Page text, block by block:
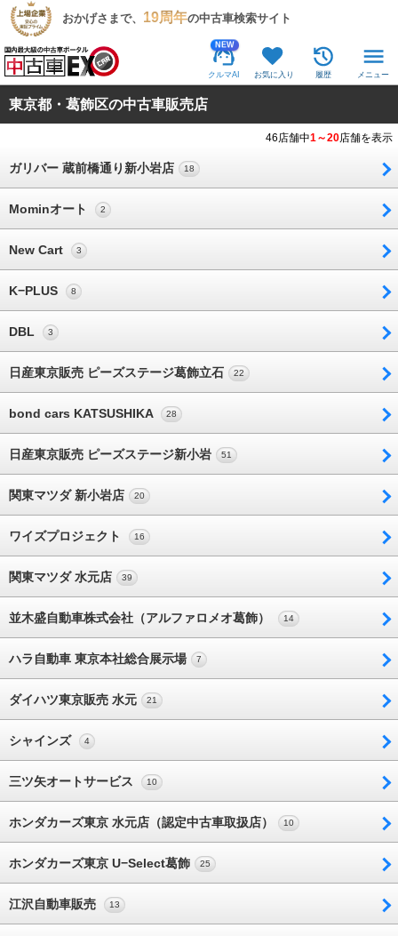
おかげさまで、 19周年の中古車検索サイト
NEW
クルマAI お気に入り 履歴 メニュー
東京都・葛飾区の中古車販売店
46店舗中1～20店舗を表示
ガリバー 蔵前橋通り新小岩店 18
Mominオート 2
New Cart 3
K−PLUS 8
DBL 3
日産東京販売 ピーズステージ葛飾立石 22
bond cars KATSUSHIKA 28
日産東京販売 ピーズステージ新小岩 51
関東マツダ 新小岩店 20
ワイズプロジェクト 16
関東マツダ 水元店 39
並木盛自動車株式会社（アルファロメオ葛飾） 14
ハラ自動車 東京本社総合展示場 7
ダイハツ東京販売 水元 21
シャインズ 4
三ツ矢オートサービス 10
ホンダカーズ東京 水元店（認定中古車取扱店） 10
ホンダカーズ東京 U−Select葛飾 25
江沢自動車販売 13